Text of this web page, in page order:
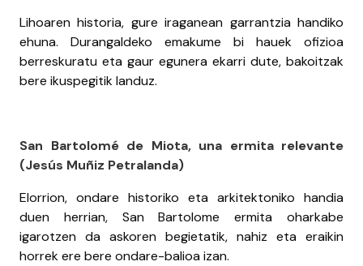
Lihoaren historia, gure iraganean garrantzia handiko
ehuna. Durangaldeko emakume bi hauek ofizioa
berreskuratu eta gaur egunera ekarri dute, bakoitzak
bere ikuspegitik landuz.
San Bartolomé de Miota, una ermita relevante
(Jesús Muñiz Petralanda)
Elorrion, ondare historiko eta arkitektoniko handia
duen herrian, San Bartolome ermita oharkabe
igarotzen da askoren begietatik, nahiz eta eraikin
horrek ere bere ondare-balioa izan.